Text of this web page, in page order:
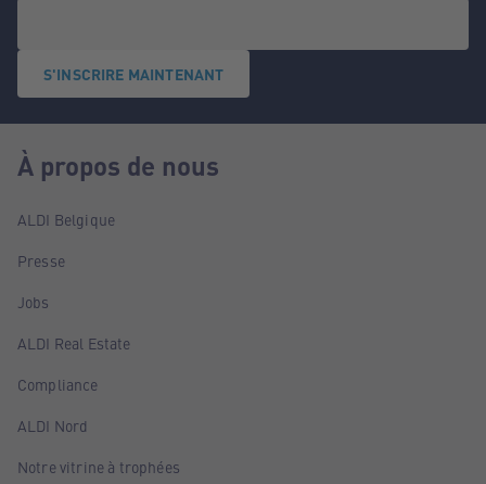
S'INSCRIRE MAINTENANT
À propos de nous
ALDI Belgique
Presse
Jobs
ALDI Real Estate
Compliance
ALDI Nord
Notre vitrine à trophées